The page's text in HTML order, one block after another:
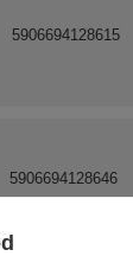
5906694128615
5906694128646